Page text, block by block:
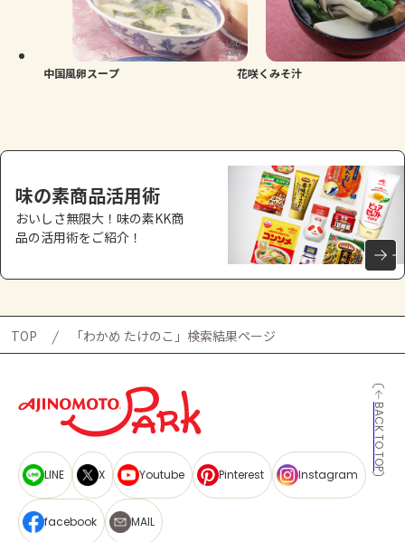
中国風卵スープ 花咲くみそ汁
味の素商品活用術
おいしさ無限大！味の素KK商
品の活用術をご紹介！
TOP 「わかめ たけのこ」検索結果ページ
BACK TO TOP
LINE X Youtube Pinterest Instagram
facebook MAIL